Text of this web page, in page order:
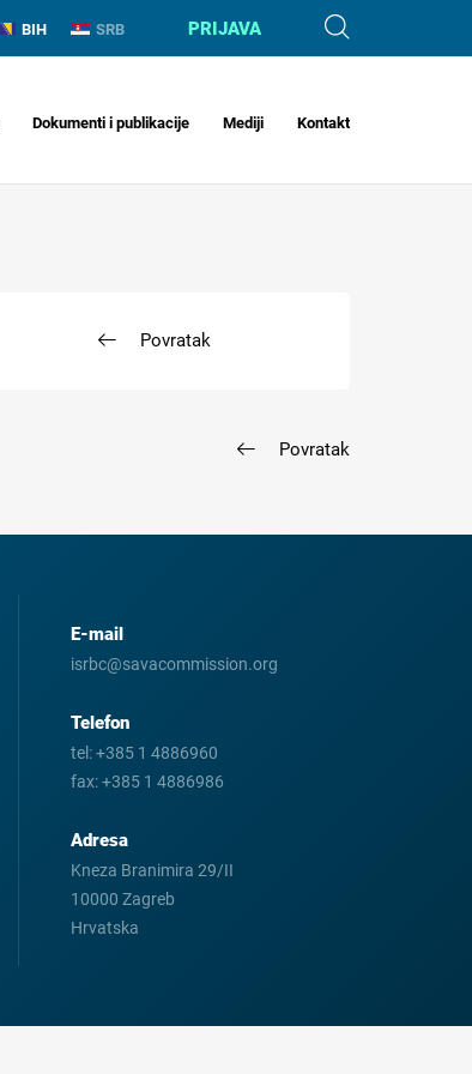
BIH SRB PRIJAVA
Dokumenti i publikacije Mediji Kontakt
Povratak
Povratak
E-mail
isrbc@savacommission.org
Telefon
tel:+385 1 4886960
fax:+385 1 4886986
Adresa
Kneza Branimira 29/II
10000 Zagreb
Hrvatska